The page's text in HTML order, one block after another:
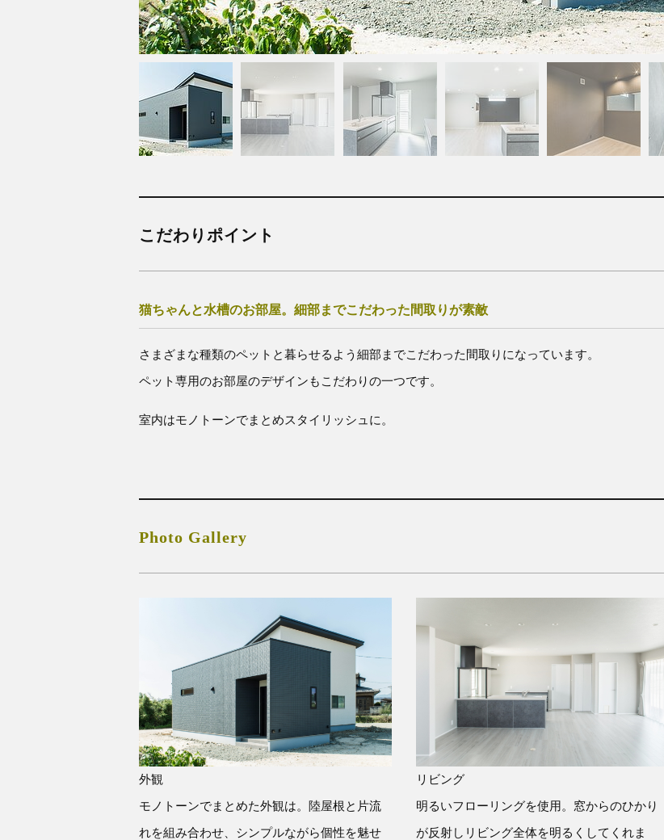
こだわりポイント
猫ちゃんと水槽のお部屋。細部までこだわった間取りが素敵
さまざまな種類のペットと暮らせるよう細部までこだわった間取りになっています。
ペット専用のお部屋のデザインもこだわりの一つです。
室内はモノトーンでまとめスタイリッシュに。
Photo Gallery
外観
モノトーンでまとめた外観は。陸屋根と片流
れを組み合わせ、シンプルながら個性を魅せ
リビング
明るいフローリングを使用。窓からのひかり
が反射しリビング全体を明るくしてくれま